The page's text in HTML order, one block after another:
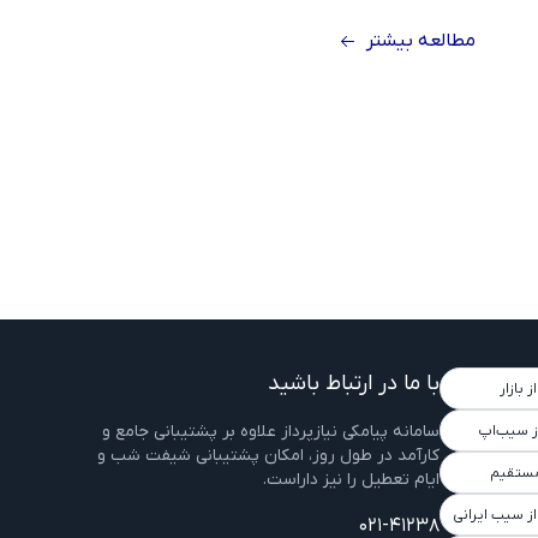
مطالعه بیشتر
بازار
سیب‌اپ
سیب ایرانی
با ما در ارتباط باشید
سامانه پیامکی نیازپرداز علاوه بر پشتیبانی جامع و
کارآمد در طول روز، امکان پشتیبانی شیفت شب و
ایام تعطیل را نیز داراست.
021-41238